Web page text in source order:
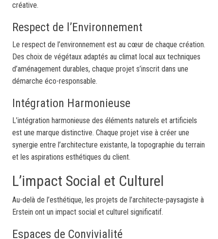
créative.
Respect de l’Environnement
Le respect de l’environnement est au cœur de chaque création.
Des choix de végétaux adaptés au climat local aux techniques
d’aménagement durables, chaque projet s’inscrit dans une
démarche éco-responsable.
Intégration Harmonieuse
L’intégration harmonieuse des éléments naturels et artificiels
est une marque distinctive. Chaque projet vise à créer une
synergie entre l’architecture existante, la topographie du terrain
et les aspirations esthétiques du client.
L’impact Social et Culturel
Au-delà de l’esthétique, les projets de l’architecte-paysagiste à
Erstein ont un impact social et culturel significatif.
Espaces de Convivialité